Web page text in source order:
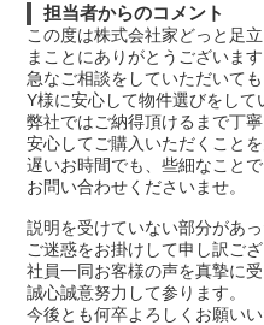
担当者からのコメント
この度は株式会社家どっと足
まことにありがとうございます
急なご相談をしていただいても
Y様に安心して物件選びをして
弊社ではご納得頂けるまで丁
安心してご購入いただくことを
遅いお時間でも、些細なこと
お問い合わせくださいませ。
説明を受けていない部分があっ
ご迷惑をお掛けして申し訳ござ
社員一同お客様の声を真摯に
誠心誠意努力して参ります。
今後とも何卒よろしくお願いい